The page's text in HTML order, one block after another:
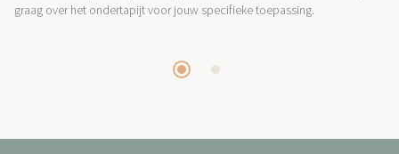
graag over het ondertapijt voor jouw specifieke toepassing.